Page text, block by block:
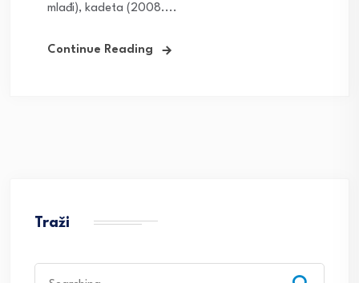
mlađi), kadeta (2008....
Continue Reading
Traži